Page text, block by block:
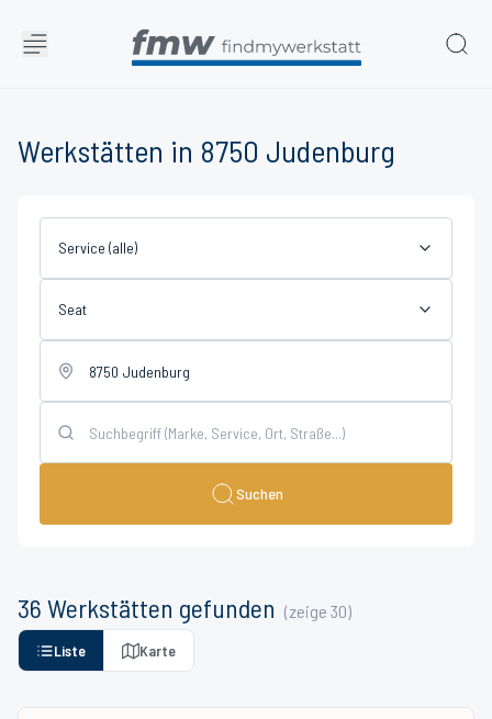
Werkstätten in 8750 Judenburg
Service (alle)
Seat
Suchen
36 Werkstätten gefunden (zeige 30)
Liste Karte